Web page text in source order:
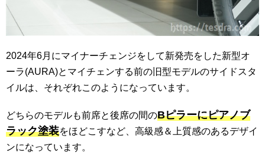
2024年6月にマイナーチェンジをして新発売をした新型オ
ーラ(AURA)とマイチェンする前の旧型モデルのサイドスタ
イルは、それぞれこのようになっています。
どちらのモデルも前席と後席の間のBピラーにピアノブ
ラック塗装をほどこすなど、高級感＆上質感のあるデザイ
ンになっています。